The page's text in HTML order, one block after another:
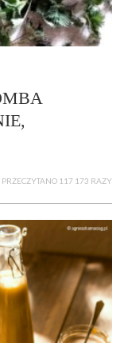
PRZECZYTANO 117 173 RAZY